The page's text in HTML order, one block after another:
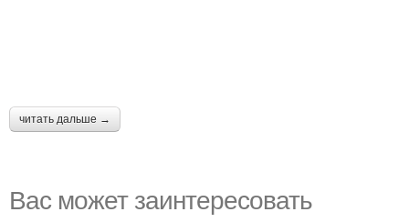
читать дальше →
Вас может заинтересовать